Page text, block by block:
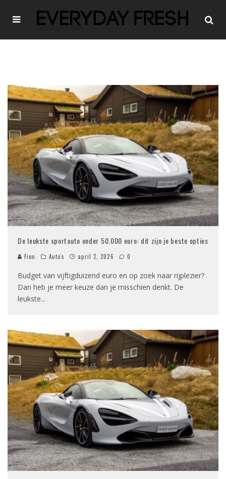
De leukste sportauto onder 50.000 euro: dit zijn je beste opties
Fien Auto's april 2, 2026 0
Budget van vijftigduizend euro en op zoek naar rijplezier?
Dan heb je meer keuze dan je misschien denkt. De
leukste...